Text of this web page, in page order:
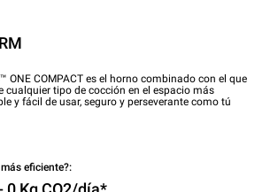
ONE COMPACT es el horno combinado con el que
cualquier tipo de cocción en el espacio más
y fácil de usar, seguro y perseverante como tú
eficiente?: